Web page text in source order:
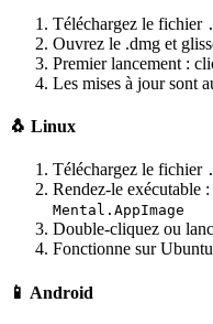
Téléchargez le fichier
Ouvrez le .dmg et
Premier lancement :
Les mises à jour sont
🐧 Linux
Téléchargez le fichier
Rendez-le exécutable :
Mental.AppImage
Double-cliquez ou
Fonctionne sur
📱 Android